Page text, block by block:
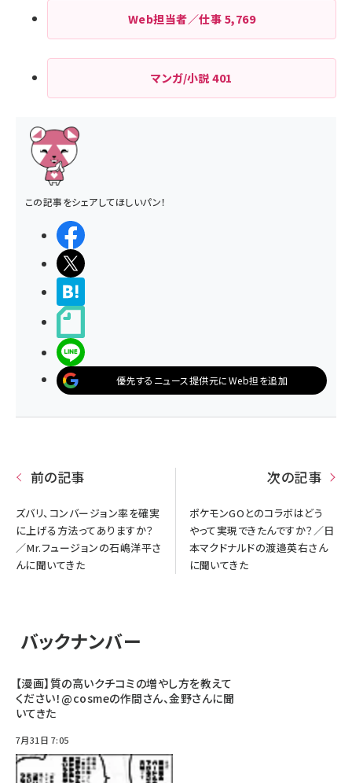
ジ
送
り
Web担当者／仕事 5,769
マンガ/小説401
この記事をシェアしてほしいパン！
優先するニュース提供元にWeb担を追加
前の記事
ズバリ、コンバージョン率を確実
に上げる方法ってありますか？
／Mr.フュージョンの石嶋洋平さ
んに聞いてきた
次の記事
ポケモンGOとのコラボはどう
やって実現できたんですか？／日
本マクドナルドの渡邉英右さん
に聞いてきた
バックナンバー
【漫画】質の高いクチコミの増やし方を教えて
ください！@cosmeの作間さん、金野さんに聞
いてきた
7月31日 7:05